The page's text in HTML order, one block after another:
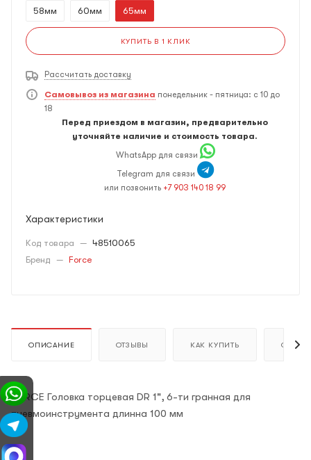
58мм 60мм 65мм
КУПИТЬ В 1 КЛИК
Рассчитать доставку
Самовывоз из магазина понедельник - пятница: с 10 до
18
Перед приездом в магазин, предварительно
уточняйте наличие и стоимость товара.
WhatsApp для связи
Telegram для связи
или позвонить +7 903 140 18 99
Характеристики
Код товара — 48510065
Бренд — Force
ОПИСАНИЕ ОТЗЫВЫ КАК КУПИТЬ ОПЛАТА
FORCE Головка торцевая DR 1", 6-ти гранная для
пневмоинструмента длинна 100 мм